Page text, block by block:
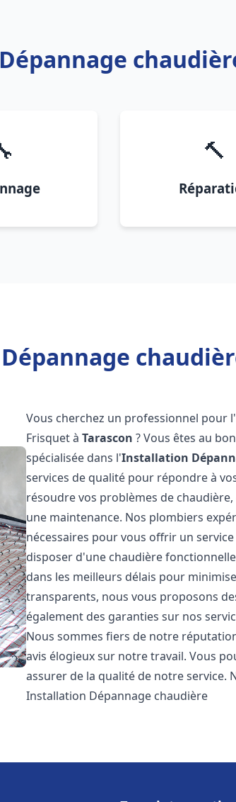
🔨
Vous cherchez un professionnel pour
Frisquet àTarascon ? Vous êtes au
spécialisée dans l'Installation
services de qualité pour répondre à
résoudre vos problèmes de
une maintenance. Nos plombiers
nécessaires pour vous offrir un
disposer d'une chaudière
dans les meilleurs délais pour
transparents, nous vous proposons
également des garanties sur nos
Nous sommes fiers de notre
avis élogieux sur notre travail. Vous
assurer de la qualité de notre
Installation Dépannage chaudière